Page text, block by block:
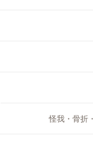
怪我・骨折